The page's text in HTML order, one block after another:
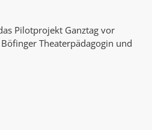
AK Unterwegs in Böfingen
Pilotprojekt Ganztag vor
Theaterpädagogin und